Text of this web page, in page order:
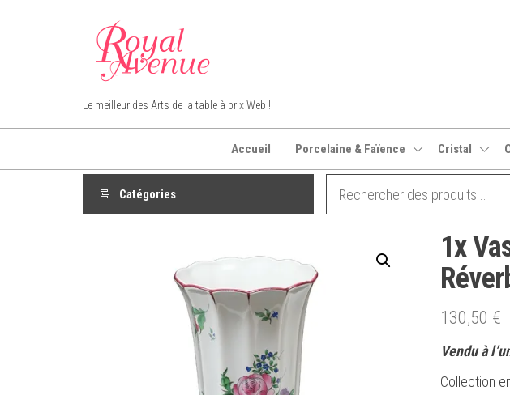
Royal Avenue
Le meilleur des Arts de la table à prix Web !
Accueil Porcelaine & Faïence Cristal
Catégories
1x
130,50 €
Vendu à
Collection